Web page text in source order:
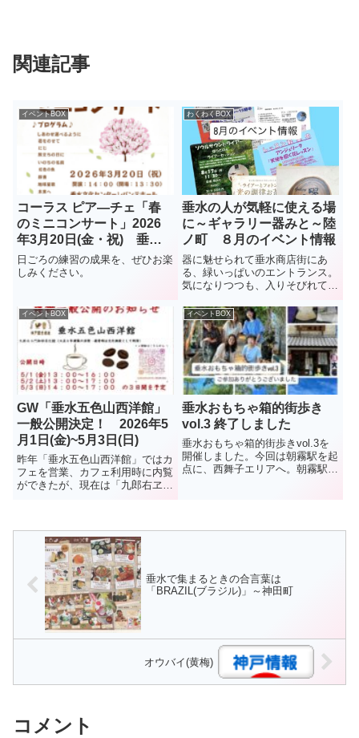
関連記事
イベントBOX
コーラス ピア―チェ「春
のミニコンサート」2026
年3月20日(金・祝) 垂水
文化センターレバンテホー
ル(レバンテ垂水2番館3階)
日ごろの練習の成果を、ぜひお楽
しみください。
わくわくBOX
垂水の人が気軽に使える場
に～ギャラリー器みと～陸
ノ町 ８月のイベント情報
器に魅せられて垂水商店街にあ
る、緑いっぱいのエントランス。
気になりつつも、入りそびれてい
ャラリー器みとは、器好きのオー
ナー小坂さんのこだわりが詰まっ
た食器が並ぶおしゃれな空間。ア
ンティーク家具に並ぶのは、季節
の...
イベントBOX
GW「垂水五色山西洋館」
一般公開決定！ 2026年5
月1日(金)~5月3日(日)
昨年「垂水五色山西洋館」ではカ
フェを営業、カフェ利用時に内覧
ができたが、現在は「九郎右ヱ門
3日間だけ公開されることに。館
内には管理人酒井さんが集めた
イベントBOX
垂水おもちゃ箱的街歩き
vol.3 終了しました
垂水おもちゃ箱的街歩きvol.3を
開催しました。今回は朝霧駅を起
点に、西舞子エリアへ。朝霧駅か
りてGOOD2TERRAC...
垂水で集まるときの合言葉は
「BRAZIL(ブラジル)」～神田町
オウバイ(黄梅)
コメント